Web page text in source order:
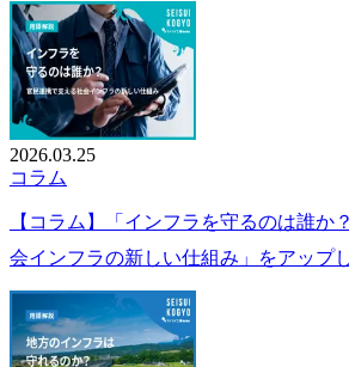
2026.03.25
コラム
【コラム】「インフラを守るのは誰か
会インフラの新しい仕組み」をアップ